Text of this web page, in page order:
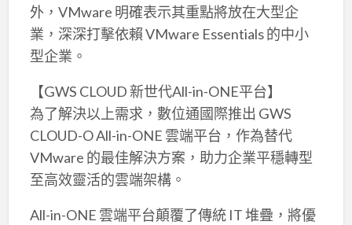
外，VMware 明確表示其重點將放在大型企
業，深深打擊依賴 VMware Essentials 的中小
型企業。
【GWS CLOUD 新世代All-in-ONE平台】
為了解決以上需求，數位通國際推出 GWS
CLOUD-O All-in-ONE 雲端平台，作為替代
VMware 的最佳解決方案，助力企業平穩轉型
至高效靈活的雲端架構。
All-in-ONE 雲端平台顛覆了傳統 IT 堆疊，將優